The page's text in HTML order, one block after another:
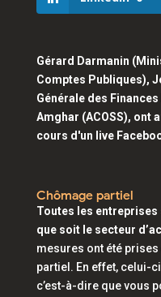
Gérard Darmanin
Comptes Publiques),
Générale des
Amghar (ACOSS), ont
cours d'un live
Chômage partiel
Toutes les entreprises
que soit le secteur
mesures ont été
partiel. En effet, celui-
c’est-à-dire que vous